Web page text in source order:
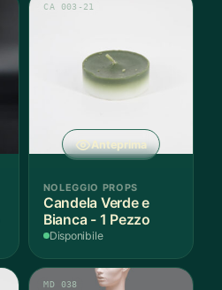
Anteprima
CA 003-21
NOLEGGIO PROPS
Candela Verde e
Bianca - 1 Pezzo
Disponibile
MD 038